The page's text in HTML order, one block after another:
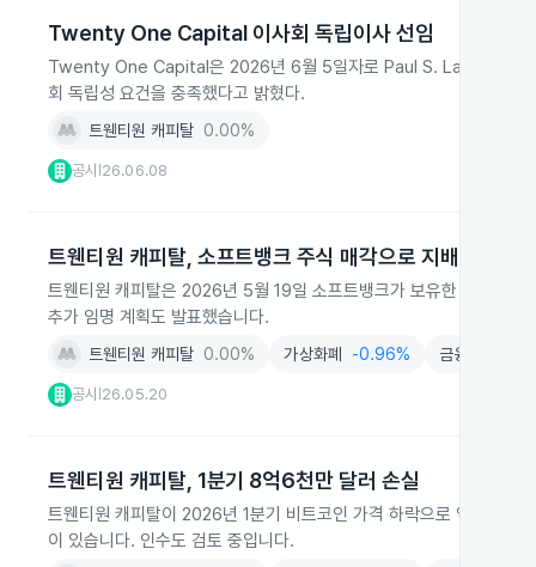
Twenty One Capital 이사회 독립이사 선임
Twenty One Capital은 2026년 6월 5일자로 Paul S. Lalljie를 이사
회 독립성 요건을 충족했다고 밝혔다.
트웬티원 캐피탈 0.00%
공시 26.06.08
트웬티원 캐피탈, 소프트뱅크 주식 매각으로 지배구조 개
트웬티원 캐피탈은 2026년 5월 19일 소프트뱅크가 보유한 주식을
추가 임명 계획도 발표했습니다.
트웬티원 캐피탈 0.00% 가상화폐 -0.96% 금융
공시 26.05.20
트웬티원 캐피탈, 1분기 8억6천만 달러 손실
트웬티원 캐피탈이 2026년 1분기 비트코인 가격 하락으로 약 8억6
이 있습니다. 인수도 검토 중입니다.